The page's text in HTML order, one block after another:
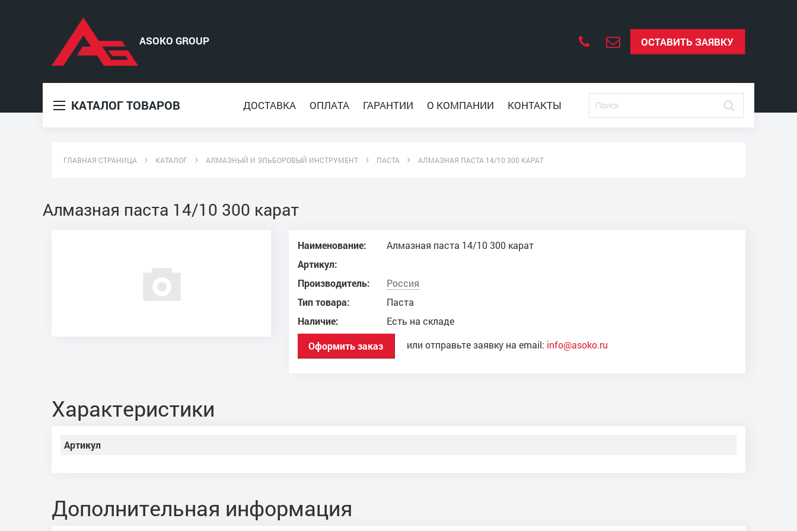
ОСТАВИТЬ ЗАЯВКУ
КАТАЛОГ ТОВАРОВ ДОСТАВКА ОПЛАТА ГАРАНТИИ О КОМПАНИИ КОНТАКТЫ
ГЛАВНАЯ СТРАНИЦА КАТАЛОГ АЛМАЗНЫЙ И ЭЛЬБОРОВЫЙ ИНСТРУМЕНТ ПАСТА АЛМАЗНАЯ ПАСТА 14/10 300 КАРАТ
Алмазная паста 14/10 300 карат
Наименование:
Алмазная паста 14/10 300 карат
Артикул:
Производитель:
Россия
Тип товара:
Паста
Наличие:
Есть на складе
Оформить заказ или отправьте заявку на email: info@asoko.ru
Характеристики
Артикул
Дополнительная информация